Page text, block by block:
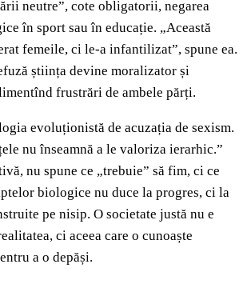
neutre”, cote obligatorii, negarea
în sport sau în educație. „Această
femeile, ci le-a infantilizat”, spune ea.
știința devine moralizator și
frustrări de ambele părți.
evoluționistă de acuzația de sexism.
nu înseamnă a le valoriza ierarhic.”
nu spune ce „trebuie” să fim, ci ce
biologice nu duce la progres, ci la
pe nisip. O societate justă nu e
ci aceea care o cunoaște
a o depăși.